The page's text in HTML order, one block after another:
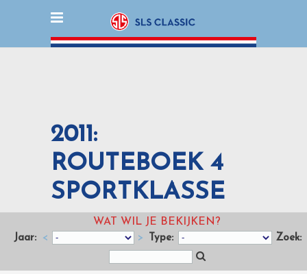
2011:
ROUTEBOEK 4
SPORTKLASSE
WAT WIL JE BEKIJKEN?
Jaar: < > Type: Zoek: